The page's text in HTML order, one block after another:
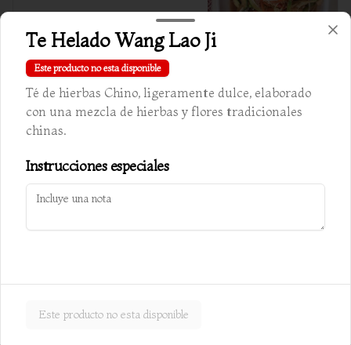
$10.000
Chapsui cerdo
Verduras salteadas c/ almendra y cerdo
$10.500
Te Helado Wang Lao Ji
Este producto no esta disponible
Té de hierbas Chino, ligeramente dulce, elaborado
con una mezcla de hierbas y flores tradicionales
chinas.
Instrucciones especiales
Este producto no esta disponible